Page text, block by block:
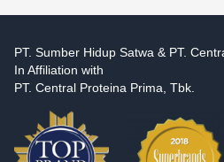
PT. Sumber Hidup Satwa & PT.
In Affiliation with
PT. Central Proteina Prima, Tbk.